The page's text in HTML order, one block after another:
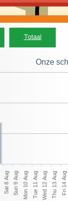
Totaal
Onze
Sat 8 Aug Sun 9 Aug Mon 10 Aug Tue 11 AugWed 12 Aug Thu 13 Aug Fri 14 Aug